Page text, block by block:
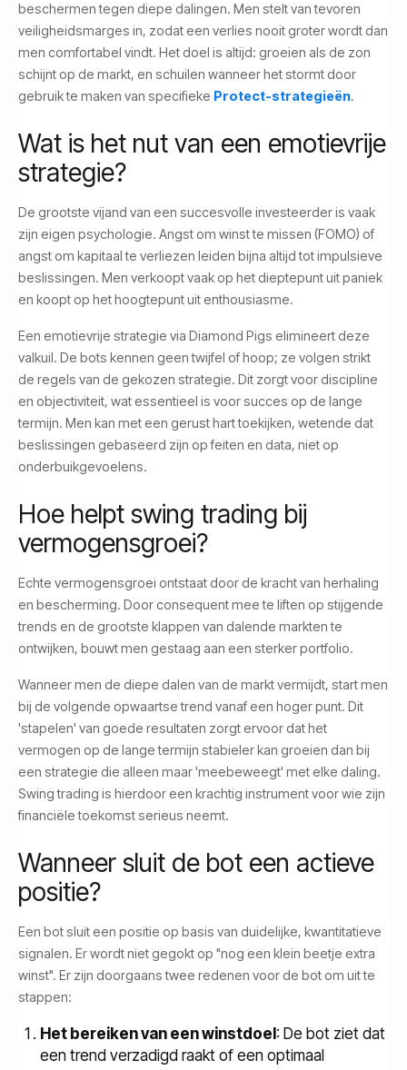
beschermen tegen diepe dalingen. Men stelt van tevoren
veiligheidsmarges in, zodat een verlies nooit groter wordt dan
men comfortabel vindt. Het doel is altijd: groeien als de zon
schijnt op de markt, en schuilen wanneer het stormt door
gebruik te maken van specifieke Protect-strategieën.
Wat is het nut van een emotievrije
strategie?
De grootste vijand van een succesvolle investeerder is vaak
zijn eigen psychologie. Angst om winst te missen (FOMO) of
angst om kapitaal te verliezen leiden bijna altijd tot impulsieve
beslissingen. Men verkoopt vaak op het dieptepunt uit paniek
en koopt op het hoogtepunt uit enthousiasme.
Een emotievrije strategie via Diamond Pigs elimineert deze
valkuil. De bots kennen geen twijfel of hoop; ze volgen strikt
de regels van de gekozen strategie. Dit zorgt voor discipline
en objectiviteit, wat essentieel is voor succes op de lange
termijn. Men kan met een gerust hart toekijken, wetende dat
beslissingen gebaseerd zijn op feiten en data, niet op
onderbuikgevoelens.
Hoe helpt swing trading bij
vermogensgroei?
Echte vermogensgroei ontstaat door de kracht van herhaling
en bescherming. Door consequent mee te liften op stijgende
trends en de grootste klappen van dalende markten te
ontwijken, bouwt men gestaag aan een sterker portfolio.
Wanneer men de diepe dalen van de markt vermijdt, start men
bij de volgende opwaartse trend vanaf een hoger punt. Dit
'stapelen' van goede resultaten zorgt ervoor dat het
vermogen op de lange termijn stabieler kan groeien dan bij
een strategie die alleen maar 'meebeweegt' met elke daling.
Swing trading is hierdoor een krachtig instrument voor wie zijn
financiële toekomst serieus neemt.
Wanneer sluit de bot een actieve
positie?
Een bot sluit een positie op basis van duidelijke, kwantitatieve
signalen. Er wordt niet gegokt op "nog een klein beetje extra
winst". Er zijn doorgaans twee redenen voor de bot om uit te
stappen:
Het bereiken van een winstdoel : De bot ziet dat
een trend verzadigd raakt of een optimaal